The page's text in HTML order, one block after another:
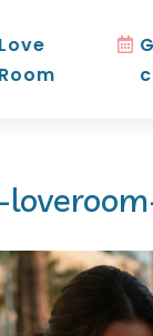
Love
Room